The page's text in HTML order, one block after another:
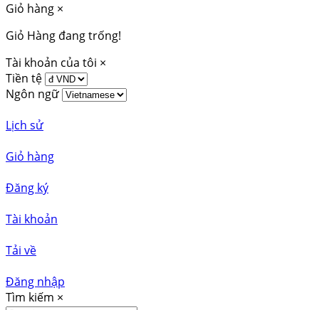
Giỏ hàng ×
Giỏ Hàng đang trống!
Tài khoản của tôi ×
Tiền tệ
Ngôn ngữ
Lịch sử
Giỏ hàng
Đăng ký
Tài khoản
Tải về
Đăng nhập
Tìm kiếm ×